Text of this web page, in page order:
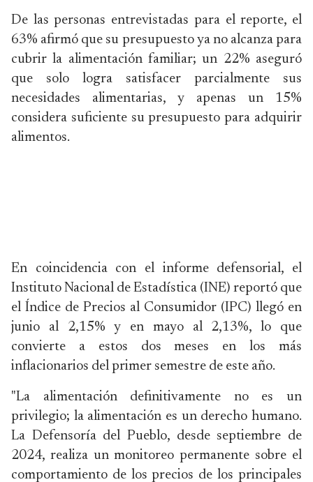
De las personas entrevistadas para el reporte, el
63% afirmó que su presupuesto ya no alcanza para
cubrir la alimentación familiar; un 22% aseguró
que solo logra satisfacer parcialmente sus
necesidades alimentarias, y apenas un 15%
considera suficiente su presupuesto para adquirir
alimentos.
En coincidencia con el informe defensorial, el
Instituto Nacional de Estadística (INE) reportó que
el Índice de Precios al Consumidor (IPC) llegó en
junio al 2,15% y en mayo al 2,13%, lo que
convierte a estos dos meses en los más
inflacionarios del primer semestre de este año.
"La alimentación definitivamente no es un
privilegio; la alimentación es un derecho humano.
La Defensoría del Pueblo, desde septiembre de
2024, realiza un monitoreo permanente sobre el
comportamiento de los precios de los principales